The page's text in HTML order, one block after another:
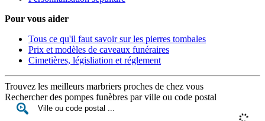
Pour vous aider
Tous ce qu'il faut savoir sur les pierres tombales
Prix et modèles de caveaux funéraires
Cimetières, législiation et réglement
Trouvez les meilleurs marbriers proches de chez vous
Rechercher des pompes funèbres par ville ou code postal